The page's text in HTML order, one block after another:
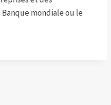
mondiale ou le